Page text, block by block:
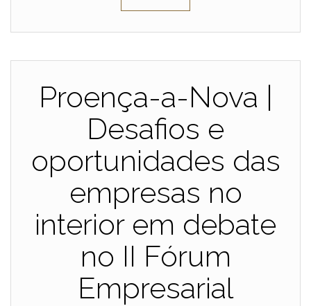
Proença-a-Nova |
Desafios e
oportunidades das
empresas no
interior em debate
no II Fórum
Empresarial